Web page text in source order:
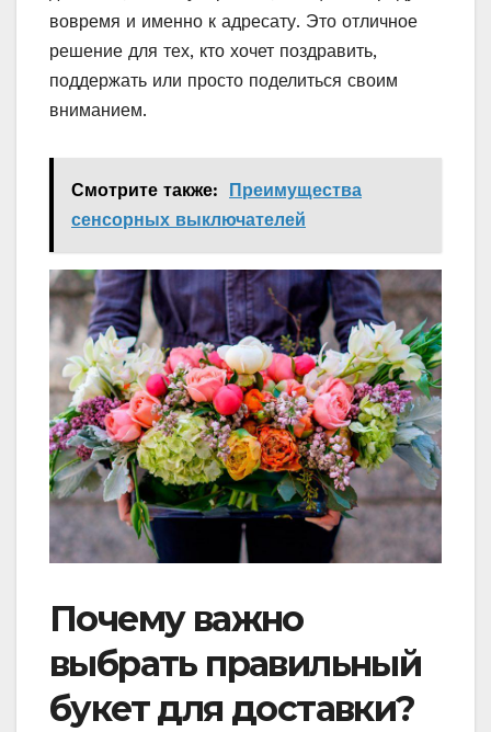
вовремя и именно к адресату. Это отличное
решение для тех, кто хочет поздравить,
поддержать или просто поделиться своим
вниманием.
Смотрите также:
Преимущества
сенсорных выключателей
Почему важно
выбрать правильный
букет для доставки?